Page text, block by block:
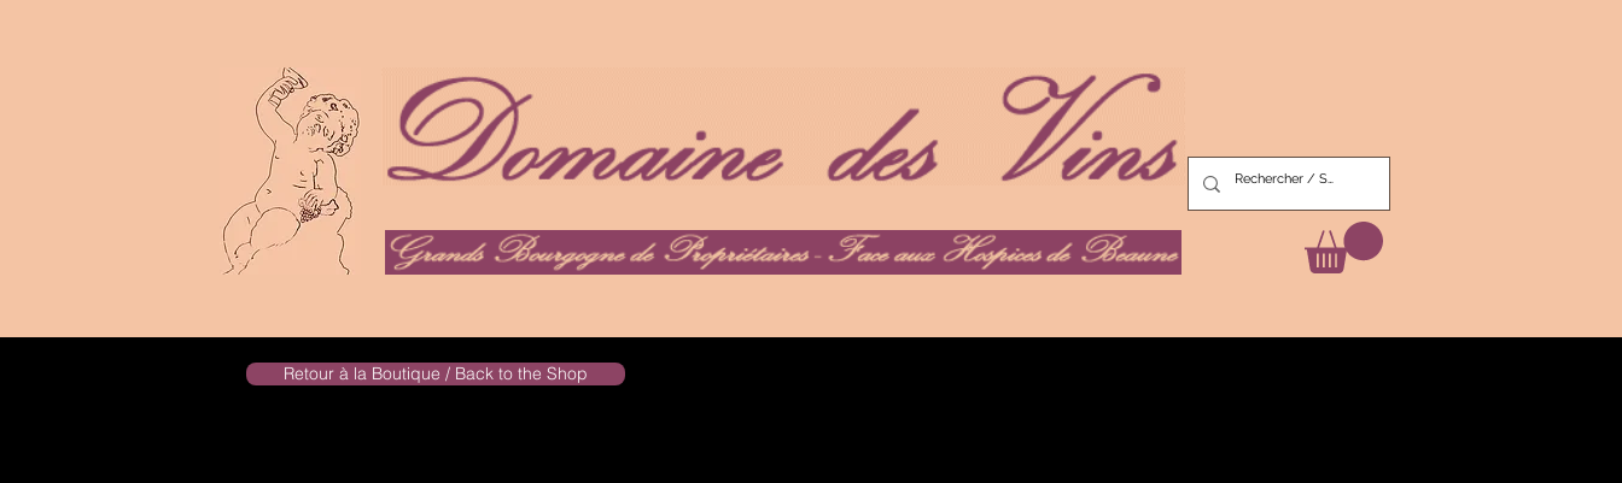
Retour à la Boutique / Back to the Shop